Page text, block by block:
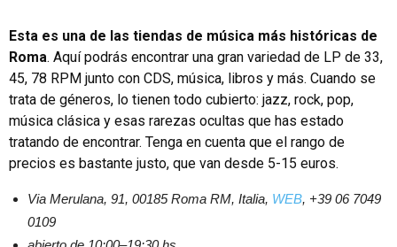
Esta es una de las tiendas de música más históricas de
Roma. Aquí podrás encontrar una gran variedad de LP de 33,
45, 78 RPM junto con CDS, música, libros y más. Cuando se
trata de géneros, lo tienen todo cubierto: jazz, rock, pop,
música clásica y esas rarezas ocultas que has estado
tratando de encontrar. Tenga en cuenta que el rango de
precios es bastante justo, que van desde 5-15 euros.
Via Merulana, 91, 00185 Roma RM, Italia, WEB, +39 06 7049
0109